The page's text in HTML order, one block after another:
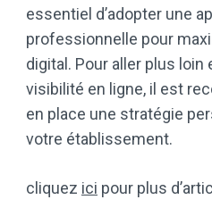
essentiel d’adopter une
professionnelle pour
digital. Pour aller plus loin
visibilité en ligne, il est
en place une stratégie
votre établissement.
cliquez ici pour plus